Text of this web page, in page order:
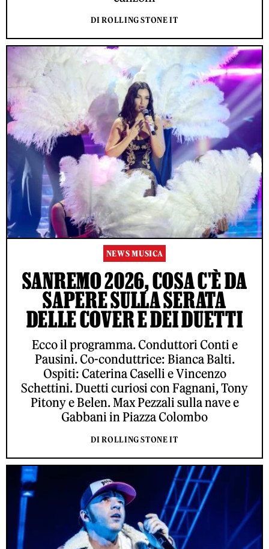
DI ROLLING STONE IT
NEWS MUSICA
SANREMO 2026, COSA C'È DA
SAPERE SULLA SERATA
DELLE COVER E DEI DUETTI
Ecco il programma. Conduttori Conti e
Pausini. Co-conduttrice: Bianca Balti.
Ospiti: Caterina Caselli e Vincenzo
Schettini. Duetti curiosi con Fagnani, Tony
Pitony e Belen. Max Pezzali sulla nave e
Gabbani in Piazza Colombo
DI ROLLING STONE IT